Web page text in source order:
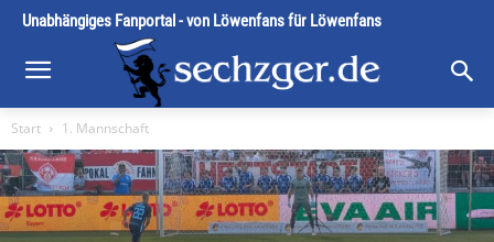
Unabhängiges Fanportal - von Löwenfans für Löwenfans
Start 1. Mannschaft